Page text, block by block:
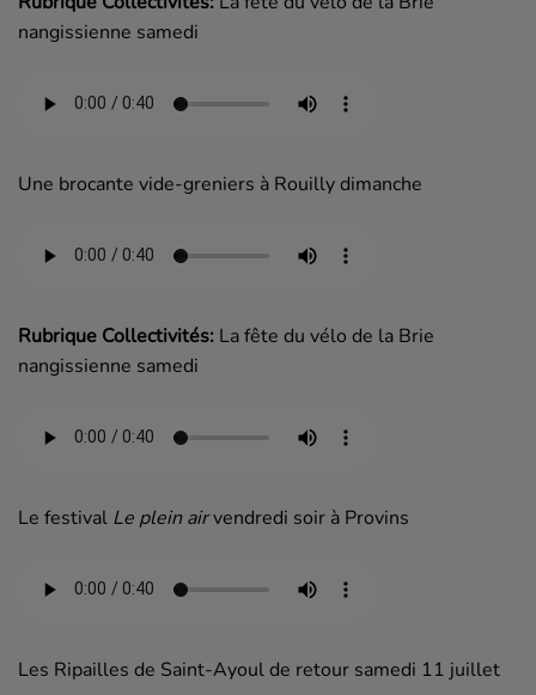
nangissienne samedi
Une brocante vide-greniers à Rouilly dimanche
Rubrique Collectivités: La fête du vélo de la Brie
nangissienne samedi
Le festival Le plein airvendredi soir à Provins
Les Ripailles de Saint-Ayoul de retour samedi 11 juillet